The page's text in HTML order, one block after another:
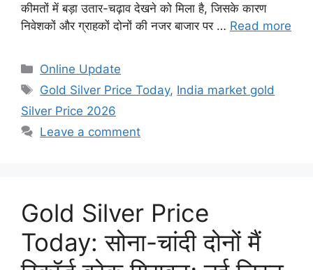
कीमतों में बड़ा उतार-चढ़ाव देखने को मिला है, जिसके कारण
निवेशकों और ग्राहकों दोनों की नजर बाजार पर … Read more
Categories
Online Update
Tags
Gold Silver Price Today, India market gold
Silver Price 2026
Leave a comment
Gold Silver Price
Today: सोना-चांदी दोनों मैं